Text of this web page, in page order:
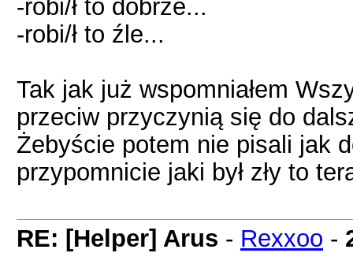
-robi/ł to dobrze...
-robi/ł to źle...
Tak jak już wspomniałem
przeciw przyczynią się do
Żebyście potem nie pisali jak
przypomnicie jaki był zły to
RE: [Helper] Arus - Rexxoo -